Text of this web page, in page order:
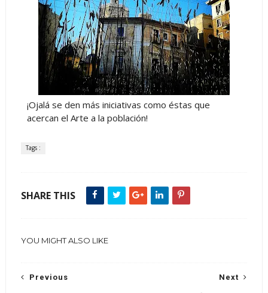
¡Ojalá se den más iniciativas como éstas que
acercan el Arte a la población!
Tags :
SHARE THIS
YOU MIGHT ALSO LIKE
Next
Previous